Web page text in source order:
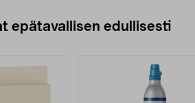
epätavallisen edullisesti